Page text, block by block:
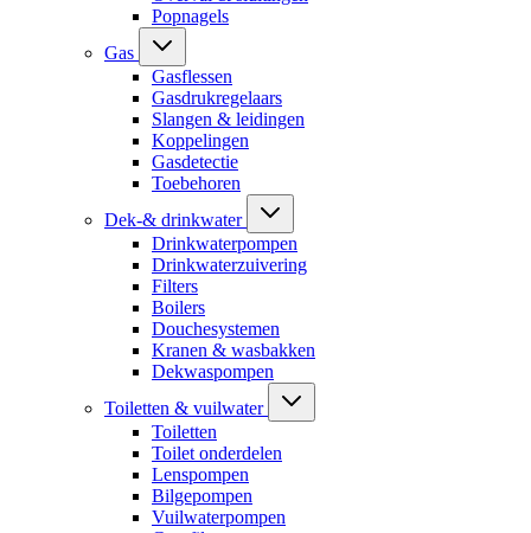
Popnagels
Gas
Gasflessen
Gasdrukregelaars
Slangen & leidingen
Koppelingen
Gasdetectie
Toebehoren
Dek-& drinkwater
Drinkwaterpompen
Drinkwaterzuivering
Filters
Boilers
Douchesystemen
Kranen & wasbakken
Dekwaspompen
Toiletten & vuilwater
Toiletten
Toilet onderdelen
Lenspompen
Bilgepompen
Vuilwaterpompen